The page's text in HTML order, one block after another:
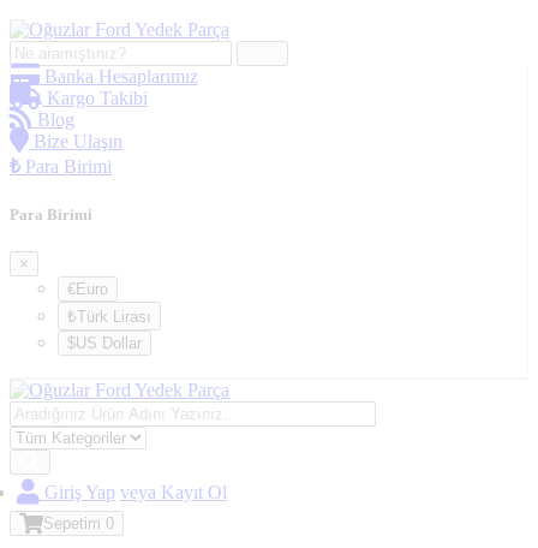
Banka Hesaplarımız
Kargo Takibi
Blog
Bize Ulaşın
₺ Para Birimi
Para Birimi
×
€Euro
₺Türk Lirası
$US Dollar
Giriş Yap veya Kayıt Ol
Sepetim 0